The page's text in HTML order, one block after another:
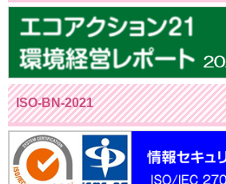
ISO-BN-2021